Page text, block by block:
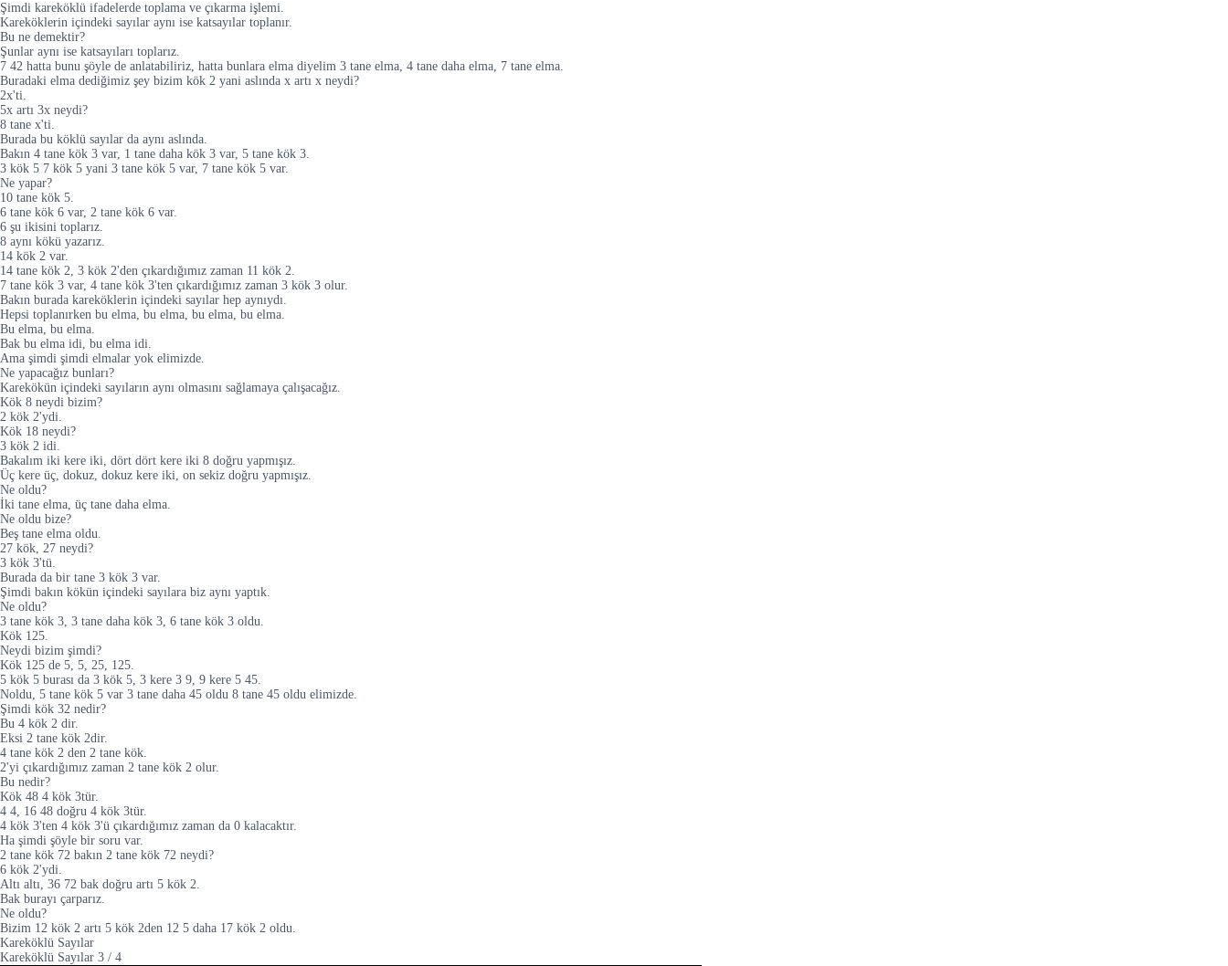
Şimdi kareköklü ifadelerde toplama ve çıkarma işlemi.
Kareköklerin içindeki sayılar aynı ise katsayılar toplanır.
Bu ne demektir?
Şunlar aynı ise katsayıları toplarız.
7 42 hatta bunu şöyle de anlatabiliriz, hatta bunlara elma diyelim 3 tane elma, 4 tane daha elma, 7 tane elma.
Buradaki elma dediğimiz şey bizim kök 2 yani aslında x artı x neydi?
2x'ti.
5x artı 3x neydi?
8 tane x'ti.
Burada bu köklü sayılar da aynı aslında.
Bakın 4 tane kök 3 var, 1 tane daha kök 3 var, 5 tane kök 3.
3 kök 5 7 kök 5 yani 3 tane kök 5 var, 7 tane kök 5 var.
Ne yapar?
10 tane kök 5.
6 tane kök 6 var, 2 tane kök 6 var.
6 şu ikisini toplarız.
8 aynı kökü yazarız.
14 kök 2 var.
14 tane kök 2, 3 kök 2'den çıkardığımız zaman 11 kök 2.
7 tane kök 3 var, 4 tane kök 3'ten çıkardığımız zaman 3 kök 3 olur.
Bakın burada kareköklerin içindeki sayılar hep aynıydı.
Hepsi toplanırken bu elma, bu elma, bu elma, bu elma.
Bu elma, bu elma.
Bak bu elma idi, bu elma idi.
Ama şimdi şimdi elmalar yok elimizde.
Ne yapacağız bunları?
Karekökün içindeki sayıların aynı olmasını sağlamaya çalışacağız.
Kök 8 neydi bizim?
2 kök 2'ydi.
Kök 18 neydi?
3 kök 2 idi.
Bakalım iki kere iki, dört dört kere iki 8 doğru yapmışız.
Üç kere üç, dokuz, dokuz kere iki, on sekiz doğru yapmışız.
Ne oldu?
İki tane elma, üç tane daha elma.
Ne oldu bize?
Beş tane elma oldu.
27 kök, 27 neydi?
3 kök 3'tü.
Burada da bir tane 3 kök 3 var.
Şimdi bakın kökün içindeki sayılara biz aynı yaptık.
Ne oldu?
3 tane kök 3, 3 tane daha kök 3, 6 tane kök 3 oldu.
Kök 125.
Neydi bizim şimdi?
Kök 125 de 5, 5, 25, 125.
5 kök 5 burası da 3 kök 5, 3 kere 3 9, 9 kere 5 45.
Noldu, 5 tane kök 5 var 3 tane daha 45 oldu 8 tane 45 oldu elimizde.
Şimdi kök 32 nedir?
Bu 4 kök 2 dir.
Eksi 2 tane kök 2dir.
4 tane kök 2 den 2 tane kök.
2'yi çıkardığımız zaman 2 tane kök 2 olur.
Bu nedir?
Kök 48 4 kök 3tür.
4 4, 16 48 doğru 4 kök 3tür.
4 kök 3'ten 4 kök 3'ü çıkardığımız zaman da 0 kalacaktır.
Ha şimdi şöyle bir soru var.
2 tane kök 72 bakın 2 tane kök 72 neydi?
6 kök 2'ydi.
Altı altı, 36 72 bak doğru artı 5 kök 2.
Bak burayı çarparız.
Ne oldu?
Bizim 12 kök 2 artı 5 kök 2den 12 5 daha 17 kök 2 oldu.
Kareköklü Sayılar
Kareköklü Sayılar 3 / 4